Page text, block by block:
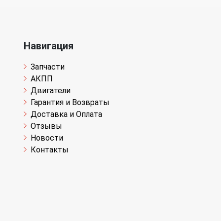
Навигация
Запчасти
АКПП
Двигатели
Гарантия и Возвраты
Доставка и Оплата
Отзывы
Новости
Контакты